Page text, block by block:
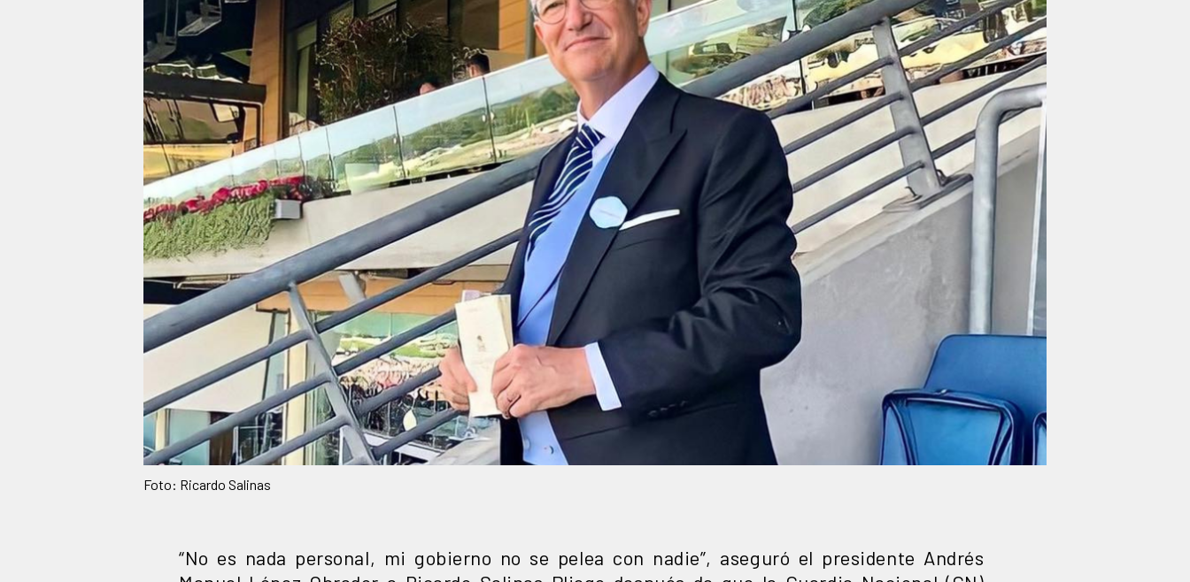
Foto: Ricardo Salinas
“No es nada personal, mi gobierno no se pelea con nadie”, aseguró el presidente Andrés